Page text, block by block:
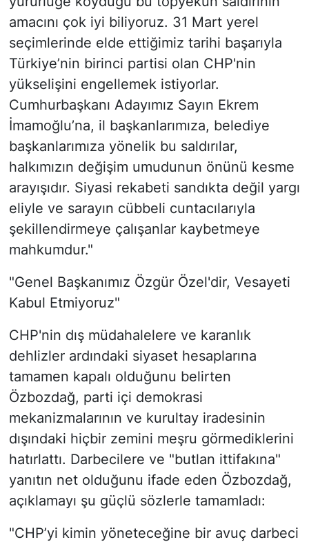
amacını çok iyi biliyoruz. 31 Mart yerel
seçimlerinde elde ettiğimiz tarihi başarıyla
Türkiye’nin birinci partisi olan CHP'nin
yükselişini engellemek istiyorlar.
Cumhurbaşkanı Adayımız Sayın Ekrem
İmamoğlu’na, il başkanlarımıza, belediye
başkanlarımıza yönelik bu saldırılar,
halkımızın değişim umudunun önünü kesme
arayışıdır. Siyasi rekabeti sandıkta değil yargı
eliyle ve sarayın cübbeli cuntacılarıyla
şekillendirmeye çalışanlar kaybetmeye
mahkumdur."
"Genel Başkanımız Özgür Özel'dir, Vesayeti
Kabul Etmiyoruz"
CHP'nin dış müdahalelere ve karanlık
dehlizler ardındaki siyaset hesaplarına
tamamen kapalı olduğunu belirten
Özbozdağ, parti içi demokrasi
mekanizmalarının ve kurultay iradesinin
dışındaki hiçbir zemini meşru görmediklerini
hatırlattı. Darbecilere ve "butlan ittifakına"
yanıtın net olduğunu ifade eden Özbozdağ,
açıklamayı şu güçlü sözlerle tamamladı:
"CHP’yi kimin yöneteceğine bir avuç darbeci